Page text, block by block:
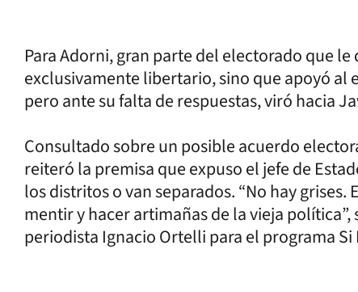
Para Adorni, gran parte del electorado que
exclusivamente libertario, sino que apoyó
pero ante su falta de respuestas, viró hacia
Consultado sobre un posible acuerdo
reiteró la premisa que expuso el jefe de
los distritos o van separados. “No hay
mentir y hacer artimañas de la vieja
periodista Ignacio Ortelli para el programa Si